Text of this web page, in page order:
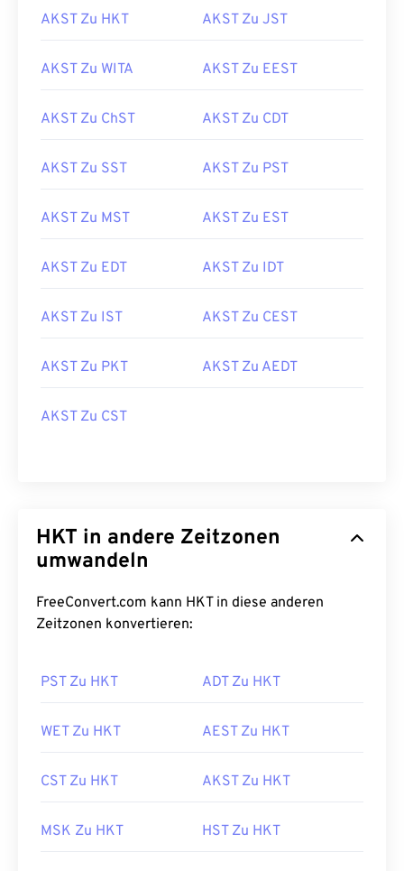
AKST Zu HKT AKST Zu JST
AKST Zu WITA AKST Zu EEST
AKST Zu ChST AKST Zu CDT
AKST Zu SST AKST Zu PST
AKST Zu MST AKST Zu EST
AKST Zu EDT AKST Zu IDT
AKST Zu IST AKST Zu CEST
AKST Zu PKT AKST Zu AEDT
AKST Zu CST
HKT in andere Zeitzonen
umwandeln
FreeConvert.com kann HKT in diese anderen
Zeitzonen konvertieren:
PST Zu HKT ADT Zu HKT
WET Zu HKT AEST Zu HKT
CST Zu HKT AKST Zu HKT
MSK Zu HKT HST Zu HKT